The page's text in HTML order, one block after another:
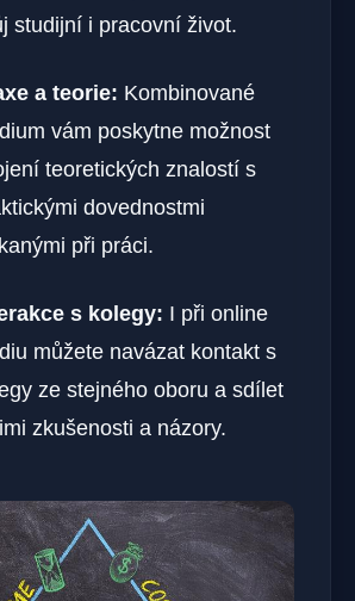
studijní i pracovní život.
a teorie: Kombinované
vám poskytne možnost
teoretických znalostí s
dovednostmi
při práci.
s kolegy: I při online
můžete navázat kontakt s
ze stejného oboru a sdílet
zkušenosti a názory.